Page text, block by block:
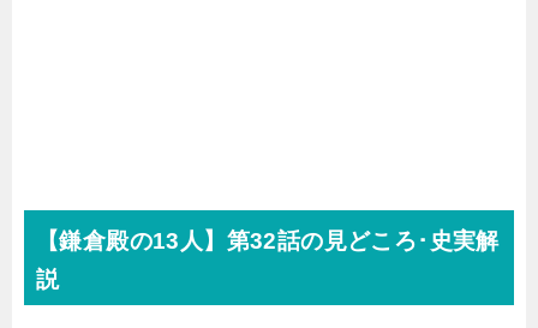
【鎌倉殿の13人】第32話の見どころ･史実解
説